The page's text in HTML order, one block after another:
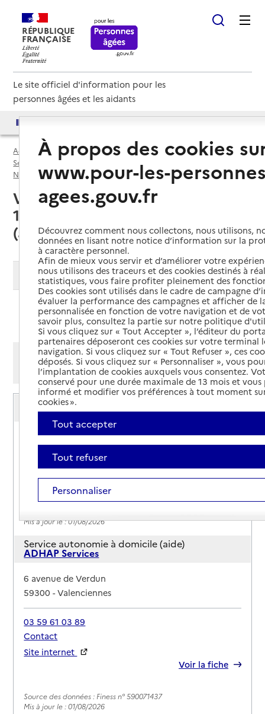
RÉPUBLIQUE
FRANÇAISE
Le site officiel d'information pour les
personnes âgées et les aidants
Accueil
Espace annuaire
Services autonomie à domicile (aide) par département
Nord (59)
Service autonomie à domicile (aide)
Valenciennes (59300) : liste des
16 services autonomie à domicile
(aide)
Modifier ma recherche
Ajouter cette recherche aux favoris
Afficher les résultats par:
Mode liste
Mode carte
Service autonomie à domicile (aide)
ADGV DOMICILE
Adresse
Rue Percepain
59300-Valenciennes
Rapport HAS Voir la fiche
Mis à jour le : 01/08/2026
Service autonomie à domicile (aide)
ADHAP Services
Adresse
6 avenue de Verdun
59300-Valenciennes
03 59 61 03 89
Contact
Site internet
Voir la fiche
Source des données : Finess n° 590071437
Mis à jour le : 01/08/2026
À propos des cookies
www.pour-les-
agees.gouv.fr
Découvrez comment nous collectons, nous utilisons,
données en lisant notre notice d’information sur la
à caractère personnel.
Afin de mieux vous servir et d’améliorer votre
nous utilisons des traceurs et des cookies destinés à
statistiques, vous faire profiter pleinement des
Des cookies sont utilisés dans le cadre de campagne
évaluer la performance des campagnes et afficher de
personnalisée en fonction de votre navigation et de
savoir plus, consultez la partie sur notre politique
Si vous cliquez sur « Tout Accepter », l’éditeur du
partenaires déposeront ces cookies sur votre terminal
navigation. Si vous cliquez sur « Tout Refuser », ces
déposés. Si vous cliquez sur « Personnaliser », vous
l’implantation de cookies auxquels vous consentez.
conservé pour une durée maximale de 13 mois et
informé et modifier vos préférences à tout moment
cookies ».
Tout accepter
Tout refuser
Personnaliser